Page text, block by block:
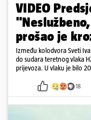
VIDEO
prošao je
Između kolodvora Sveti
do sudara teretnog vlaka
prijevoza. U vlaku je bilo
18